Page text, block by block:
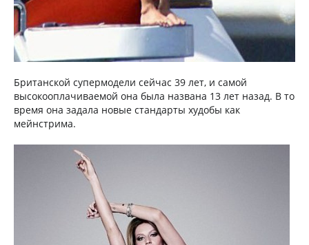
Британской супермодели сейчас 39 лет, и самой
высокооплачиваемой она была названа 13 лет назад. В то
время она задала новые стандарты худобы как
мейнстрима.